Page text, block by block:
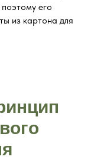
его
из картона для